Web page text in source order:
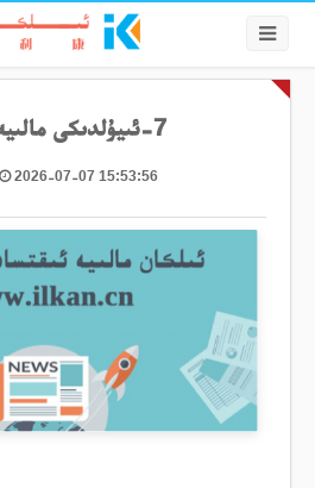
7-ئىيۇلدىكى مالىيە گېزىتى
2026-07-07 15:53:56